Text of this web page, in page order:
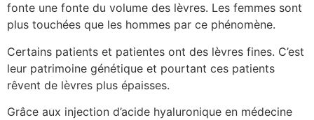
fonte une fonte du volume des lèvres. Les femmes sont
plus touchées que les hommes par ce phénomène.
Certains patients et patientes ont des lèvres fines. C’est
leur patrimoine génétique et pourtant ces patients
rêvent de lèvres plus épaisses.
Grâce aux injection d’acide hyaluronique en médecine